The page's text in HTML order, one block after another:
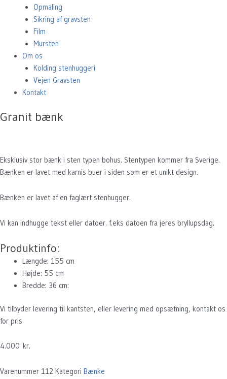
Opmaling
Sikring af gravsten
Film
Mursten
Om os
Kolding stenhuggeri
Vejen Gravsten
Kontakt
Granit bænk
Eksklusiv stor bænk i sten typen bohus. Stentypen kommer fra Sverige.
Bænken er lavet med karnis buer i siden som er et unikt design.
Bænken er lavet af en faglært stenhugger.
Vi kan indhugge tekst eller datoer. f.eks datoen fra jeres bryllupsdag.
Produktinfo:
Længde: 155 cm
Højde: 55 cm
Bredde: 36 cm:
Vi tilbyder levering til kantsten, eller levering med opsætning, kontakt os
for pris
4.000 kr.
Varenummer 112 Kategori Bænke